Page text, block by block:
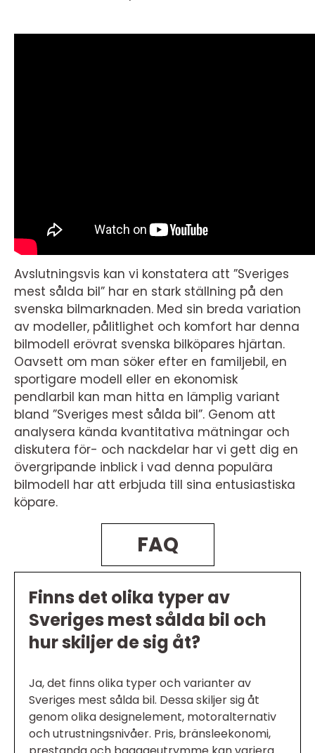
Avslutningsvis kan vi konstatera att ”Sveriges
mest sålda bil” har en stark ställning på den
svenska bilmarknaden. Med sin breda variation
av modeller, pålitlighet och komfort har denna
bilmodell erövrat svenska bilköpares hjärtan.
Oavsett om man söker efter en familjebil, en
sportigare modell eller en ekonomisk
pendlarbil kan man hitta en lämplig variant
bland ”Sveriges mest sålda bil”. Genom att
analysera kända kvantitativa mätningar och
diskutera för- och nackdelar har vi gett dig en
övergripande inblick i vad denna populära
bilmodell har att erbjuda till sina entusiastiska
köpare.
FAQ
Finns det olika typer av
Sveriges mest sålda bil och
hur skiljer de sig åt?
Ja, det finns olika typer och varianter av
Sveriges mest sålda bil. Dessa skiljer sig åt
genom olika designelement, motoralternativ
och utrustningsnivåer. Pris, bränsleekonomi,